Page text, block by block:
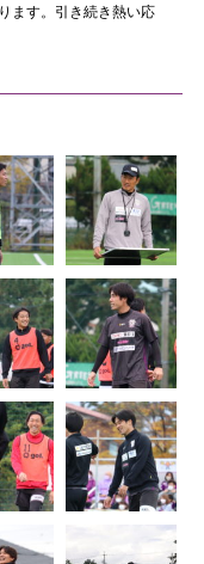
ます。引き続き熱い応